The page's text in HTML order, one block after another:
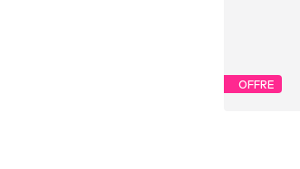
OFFRE